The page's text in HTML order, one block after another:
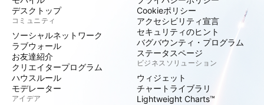
デスクトップ
コミュニティ
ソーシャルネットワーク
ラブウォール
お友達紹介
クリエイタープログラム
ハウスルール
モデレーター
アイデア
Cookieポリシー
アクセシビリティ宣言
セキュリティのヒント
バグバウンティ・プログラム
ステータスページ
ビジネスソリューション
ウィジェット
チャートライブラリ
Lightweight Charts™